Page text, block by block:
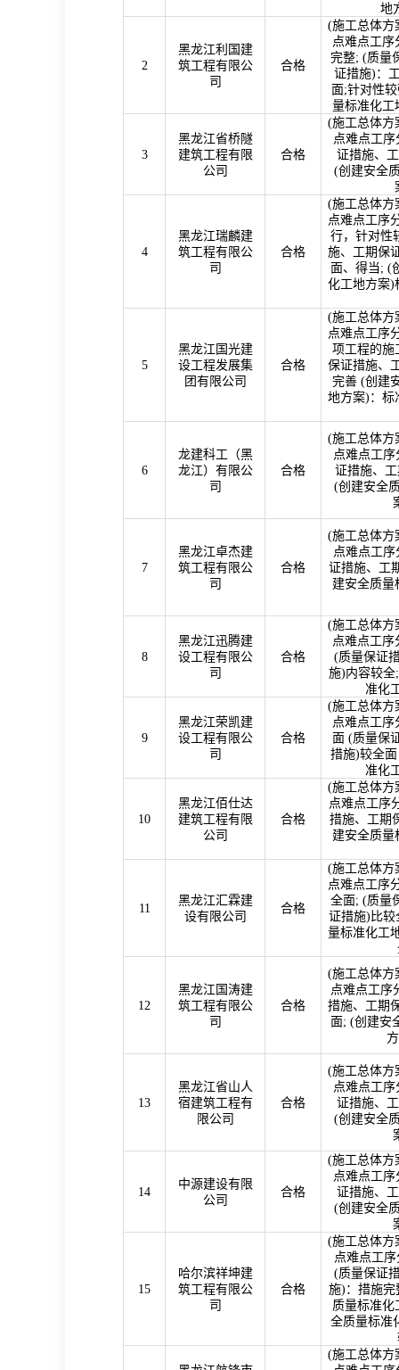
地
2
黑龙江利国建
筑工程有限公
司
合格
(施工总体方
点难点工序
完整; (质量
证措施) ：
面;针对性
量标准化工
3
黑龙江省桥隧
建筑工程有限
公司
合格
(施工总体方
点难点工序
证措施、
(创建安全
4
黑龙江瑞麟建
筑工程有限公
司
合格
(施工总体方
点难点工序
行，针对性
施、工期保
面、得当; (
化工地方案)
5
黑龙江国光建
设工程发展集
团有限公司
合格
(施工总体方
点难点工序
项工程的施
保证措施、
完善 (创建
地方案) ：标
6
龙建科工（黑
龙江）有限公
司
合格
(施工总体方
点难点工序
证措施、
(创建安全
7
黑龙江卓杰建
筑工程有限公
司
合格
(施工总体方
点难点工序
证措施、工
建安全质量
8
黑龙江迅腾建
设工程有限公
司
合格
(施工总体方
点难点工序
(质量保证
施)内容较全
准化
9
黑龙江荣凯建
设工程有限公
司
合格
(施工总体方
点难点工序
面 (质量保
措施)较全面
准化
10
黑龙江佰仕达
建筑工程有限
公司
合格
(施工总体方
点难点工序
措施、工期
建安全质量
11
黑龙江汇霖建
设有限公司
合格
(施工总体方
点难点工序
全面; (质量
证措施) 比较
量标准化工
12
黑龙江国涛建
筑工程有限公
司
合格
(施工总体方
点难点工序
措施、工期
面; (创建安
13
黑龙江省山人
宿建筑工程有
限公司
合格
(施工总体方
点难点工序
证措施、
(创建安全
14
中源建设有限
公司
合格
(施工总体方
点难点工序
证措施、
(创建安全
15
哈尔滨祥坤建
筑工程有限公
司
合格
(施工总体方
点难点工
(质量保证
施) ：措施完
质量标准化
全质量标准
(施工总体方